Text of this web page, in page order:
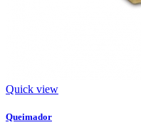
Quick view
Queimador